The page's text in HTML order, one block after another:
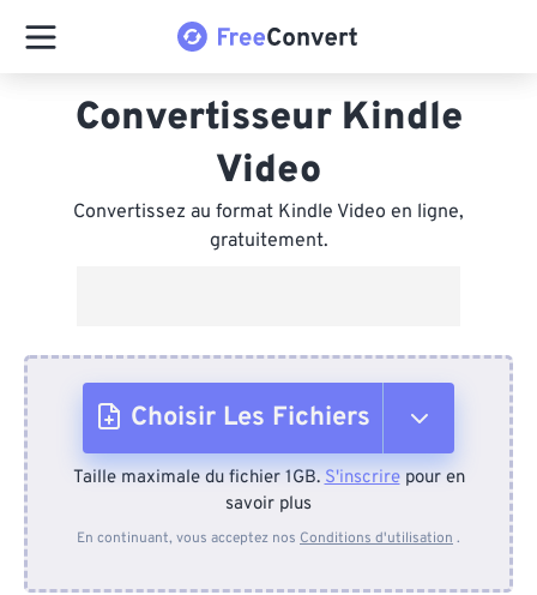
Convertisseur Kindle
Video
Convertissez au format Kindle Video en ligne,
gratuitement.
Choisir Les Fichiers
Depuis l'appareil
Taille maximale du fichier 1GB.S'inscrirepour en
savoir plus
En continuant, vous acceptez nos Conditions d'utilisation .